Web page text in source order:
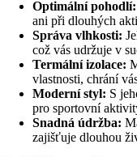
Optimální pohodlí:
ani při dlouhých
Správa vlhkosti:
což vás udržuje v
Termální izolace:
vlastnosti, chrání
Moderní styl: S
pro sportovní
Snadná údržba:
zajišťuje dlouhou